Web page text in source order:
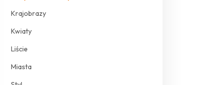
Krajobrazy
Kwiaty
Liście
Miasta